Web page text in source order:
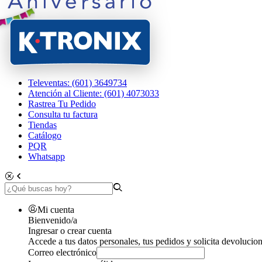
Televentas: (601) 3649734
Atención al Cliente: (601) 4073033
Rastrea Tu Pedido
Consulta tu factura
Tiendas
Catálogo
PQR
Whatsapp
Mi cuenta
Bienvenido/a
Ingresar o crear cuenta
Accede a tus datos personales, tus pedidos y solicita
Correo electrónico